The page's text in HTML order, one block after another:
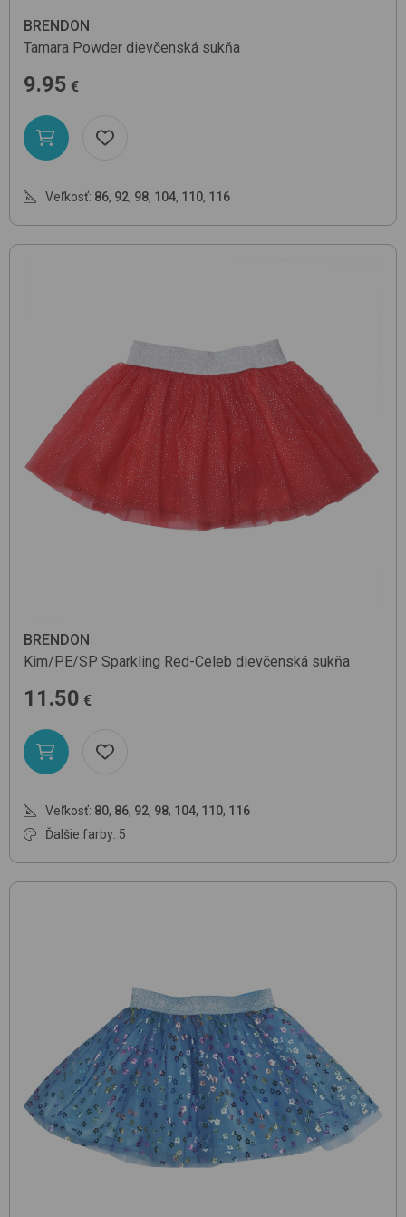
BRENDON
Tamara Powder dievčenská sukňa
9.95 €
Veľkosť: 86, 92, 98, 104, 110, 116
BRENDON
Kim/PE/SP Sparkling Red-Celeb dievčenská sukňa
11.50 €
Veľkosť: 80, 86, 92, 98, 104, 110, 116
Ďalšie farby: 5